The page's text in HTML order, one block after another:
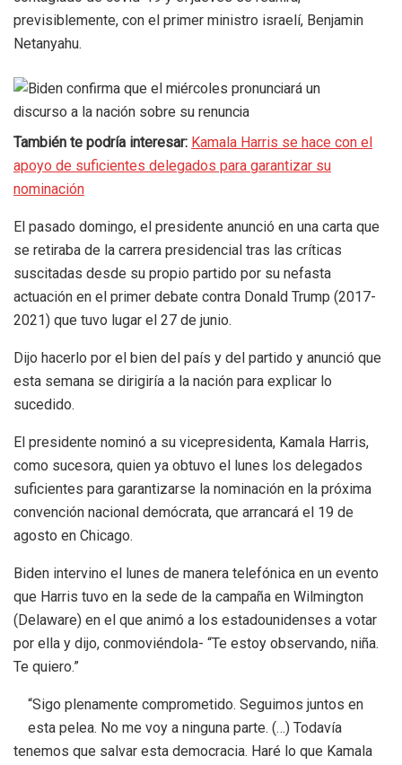
previsiblemente, con el primer ministro israelí, Benjamin
Netanyahu.
También te podría interesar: Kamala Harris se hace con el
apoyo de suficientes delegados para garantizar su
nominación
El pasado domingo, el presidente anunció en una carta que
se retiraba de la carrera presidencial tras las críticas
suscitadas desde su propio partido por su nefasta
actuación en el primer debate contra Donald Trump (2017-
2021) que tuvo lugar el 27 de junio.
Dijo hacerlo por el bien del país y del partido y anunció que
esta semana se dirigiría a la nación para explicar lo
sucedido.
El presidente nominó a su vicepresidenta, Kamala Harris,
como sucesora, quien ya obtuvo el lunes los delegados
suficientes para garantizarse la nominación en la próxima
convención nacional demócrata, que arrancará el 19 de
agosto en Chicago.
Biden intervino el lunes de manera telefónica en un evento
que Harris tuvo en la sede de la campaña en Wilmington
(Delaware) en el que animó a los estadounidenses a votar
por ella y dijo, conmoviéndola- “Te estoy observando, niña.
Te quiero.”
“Sigo plenamente comprometido. Seguimos juntos en
esta pelea. No me voy a ninguna parte. (…) Todavía
tenemos que salvar esta democracia. Haré lo que Kamala